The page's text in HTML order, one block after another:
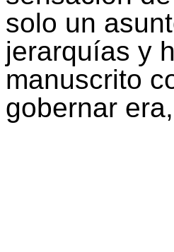
solo un
jerarquías y
manuscrito
gobernar